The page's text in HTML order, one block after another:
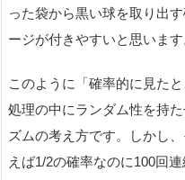
った袋から黒い球を取り出
ージが付きやすいと思います
このように「確率的に見た
処理の中にランダム性を持
ズムの考え方です。しかし
えば1/2の確率なのに100回